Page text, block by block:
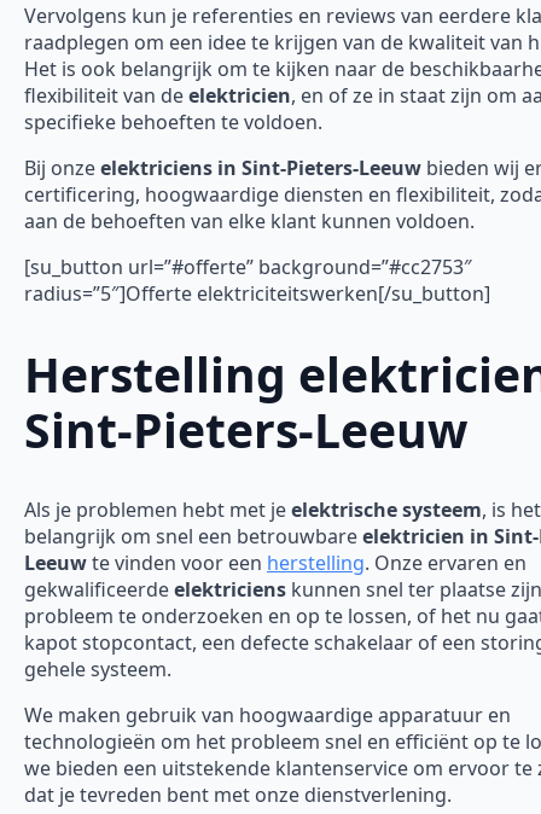
Vervolgens kun je referenties en reviews van eerdere
raadplegen om een idee te krijgen van de kwaliteit van
Het is ook belangrijk om te kijken naar de
flexibiliteit van deelektricien, en of ze in staat zijn om
specifieke behoeften te voldoen.
Bij onzeelektriciens in Sint-Pieters-Leeuw bieden wij
certificering, hoogwaardige diensten en flexibiliteit,
aan de behoeften van elke klant kunnen voldoen.
[su_button url=”#offerte” background=”#cc2753″
radius=”5″]Offerte elektriciteitswerken[/su_button]
Herstelling
Sint-Pieters-Leeuw
Als je problemen hebt met jeelektrische systeem, is het
belangrijk om snel een betrouwbareelektricien in
Leeuwte vinden voor een herstelling. Onze ervaren en
gekwalificeerdeelektriciens kunnen snel ter plaatse
probleem te onderzoeken en op te lossen, of het nu
kapot stopcontact, een defecte schakelaar of een
gehele systeem.
We maken gebruik van hoogwaardige apparatuur en
technologieën om het probleem snel en efficiënt op te
we bieden een uitstekende klantenservice om ervoor te
dat je tevreden bent met onze dienstverlening.